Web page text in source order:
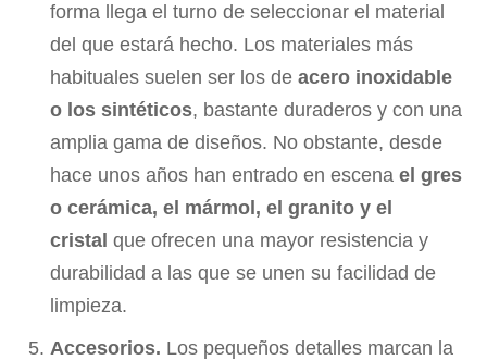
forma llega el turno de seleccionar el material
del que estará hecho. Los materiales más
habituales suelen ser los deacero inoxidable
o los sintéticos, bastante duraderos y con una
amplia gama de diseños. No obstante, desde
hace unos años han entrado en escenael gres
o cerámica, el mármol, el granito y el
cristalque ofrecen una mayor resistencia y
durabilidad a las que se unen su facilidad de
limpieza.
Accesorios. Los pequeños detalles marcan la